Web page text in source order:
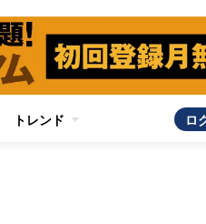
トレンド ロ